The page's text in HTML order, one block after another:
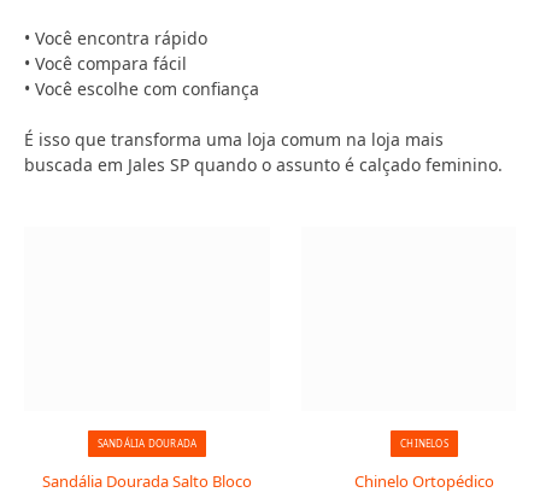
• Você encontra rápido
• Você compara fácil
• Você escolhe com confiança
É isso que transforma uma loja comum na loja mais
buscada em Jales SP quando o assunto é calçado feminino.
SANDÁLIA DOURADA
Sandália Dourada Salto Bloco
CHINELOS
Chinelo Ortopédico